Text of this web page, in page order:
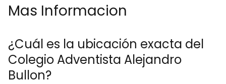
Mas Informacion
¿Cuál es la ubicación exacta del
Colegio Adventista Alejandro
Bullon?